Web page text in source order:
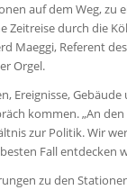
auf dem Weg, zu
Zeitreise durch die
Maeggi, Referent
Orgel.
Ereignisse,
kommen. „An
zur Politik. Wir
Fall entdecken
zu den